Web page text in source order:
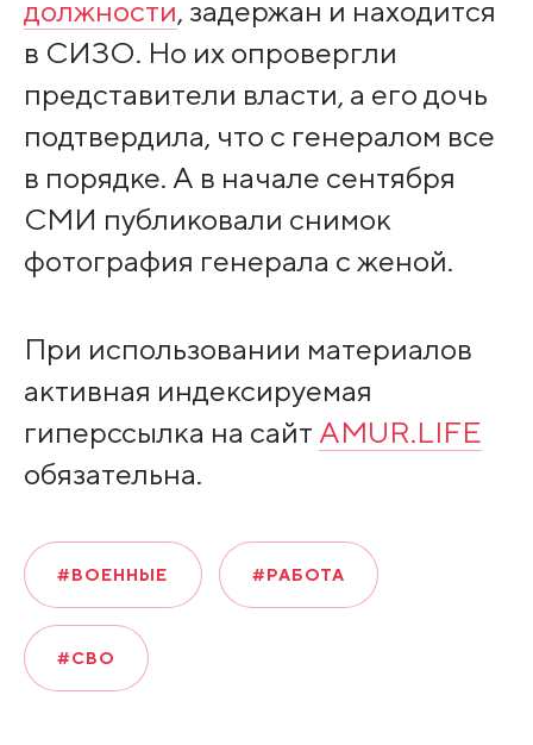
должности, задержан и находится
в СИЗО. Но их опровергли
представители власти, а его дочь
подтвердила, что с генералом все
в порядке. А в начале сентября
СМИ публиковали снимок
фотография генерала с женой.
При использовании материалов
активная индексируемая
гиперссылка на сайт AMUR.LIFE
обязательна.
#ВОЕННЫЕ #РАБОТА
#СВО